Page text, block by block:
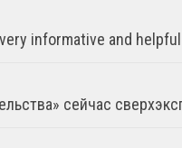
informative and helpful
сейчас